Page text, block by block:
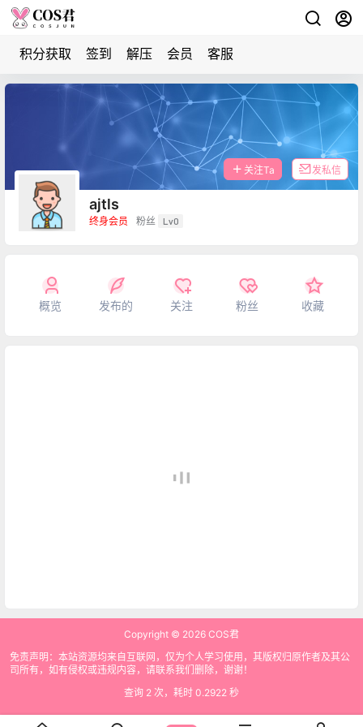
积分获取 签到 解压 会员 客服
ajtls
终身会员 粉丝 Lv0
关注Ta 发私信
概览 发布的 关注 粉丝 收藏
Copyright © 2026 COS君
免责声明：本站资源均来自互联网，仅为个人学习使用，其版权归原作者及其公
司所有，如有侵权或违规内容，请联系我们删除，谢谢！
查询 2 次，耗时 0.2922 秒